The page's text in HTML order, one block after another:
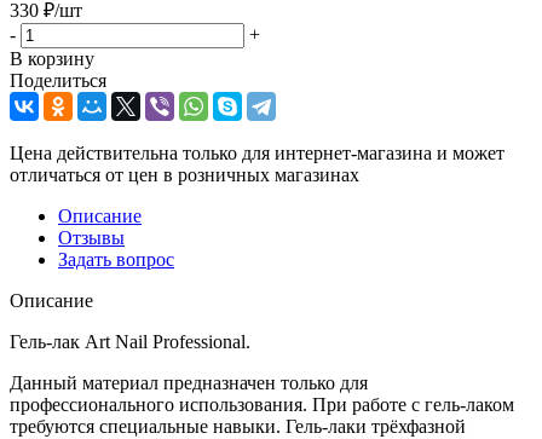
330 ₽/шт
-
+
В корзину
Поделиться
Цена действительна только для интернет-магазина и может
отличаться от цен в розничных магазинах
Описание
Отзывы
Задать вопрос
Описание
Гель-лак Art Nail Professional.
Данный материал предназначен только для
профессионального использования. При работе с гель-лаком
требуются специальные навыки. Гель-лаки трёхфазной